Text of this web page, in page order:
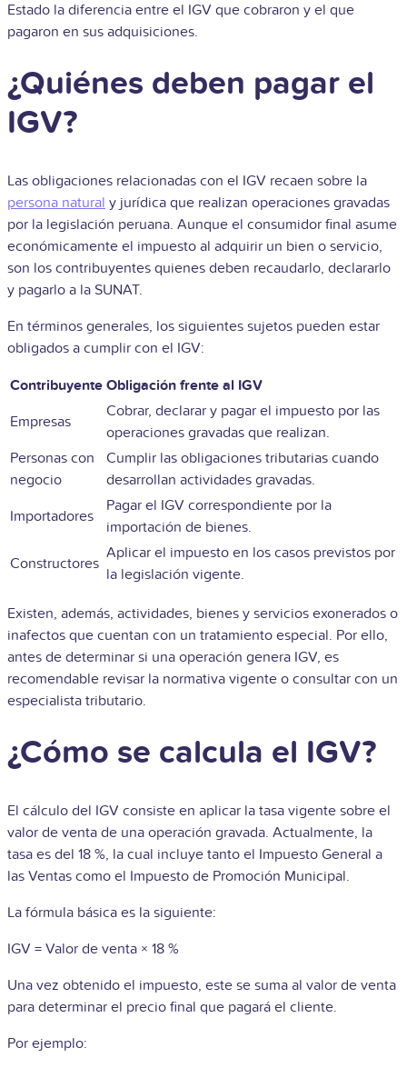
Estado la diferencia entre el IGV que cobraron y el que
pagaron en sus adquisiciones.
¿Quiénes deben pagar el
IGV?
Las obligaciones relacionadas con el IGV recaen sobre la
persona natural y jurídica que realizan operaciones gravadas
por la legislación peruana. Aunque el consumidor final asume
económicamente el impuesto al adquirir un bien o servicio,
son los contribuyentes quienes deben recaudarlo, declararlo
y pagarlo a la SUNAT.
En términos generales, los siguientes sujetos pueden estar
obligados a cumplir con el IGV:
Contribuyente Obligación frente al IGV
Empresas
Cobrar, declarar y pagar el impuesto por las
operaciones gravadas que realizan.
Personas con
negocio
Cumplir las obligaciones tributarias cuando
desarrollan actividades gravadas.
Importadores
Pagar el IGV correspondiente por la
importación de bienes.
Constructores
Aplicar el impuesto en los casos previstos por
la legislación vigente.
Existen, además, actividades, bienes y servicios exonerados o
inafectos que cuentan con un tratamiento especial. Por ello,
antes de determinar si una operación genera IGV, es
recomendable revisar la normativa vigente o consultar con un
especialista tributario.
¿Cómo se calcula el IGV?
El cálculo del IGV consiste en aplicar la tasa vigente sobre el
valor de venta de una operación gravada. Actualmente, la
tasa es del 18 %, la cual incluye tanto el Impuesto General a
las Ventas como el Impuesto de Promoción Municipal.
La fórmula básica es la siguiente:
IGV = Valor de venta × 18 %
Una vez obtenido el impuesto, este se suma al valor de venta
para determinar el precio final que pagará el cliente.
Por ejemplo: